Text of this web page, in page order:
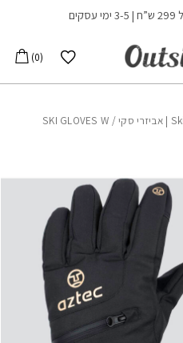
הרשימה שלי
0
/ SKI GLOVES W